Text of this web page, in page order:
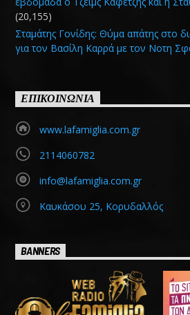
(20,155)
Σταμάτης Γονίδης: Θύμα απάτης στο
για τον Βασίλη Καρρά με τον Νοτη
ΕΠΙΚΟΙΝΩΝΙΑ
www.lafamiglia.com.gr
2114060782
info@lafamiglia.com.gr
Καυκάσου 25, Κορυδαλλός
BANNERS